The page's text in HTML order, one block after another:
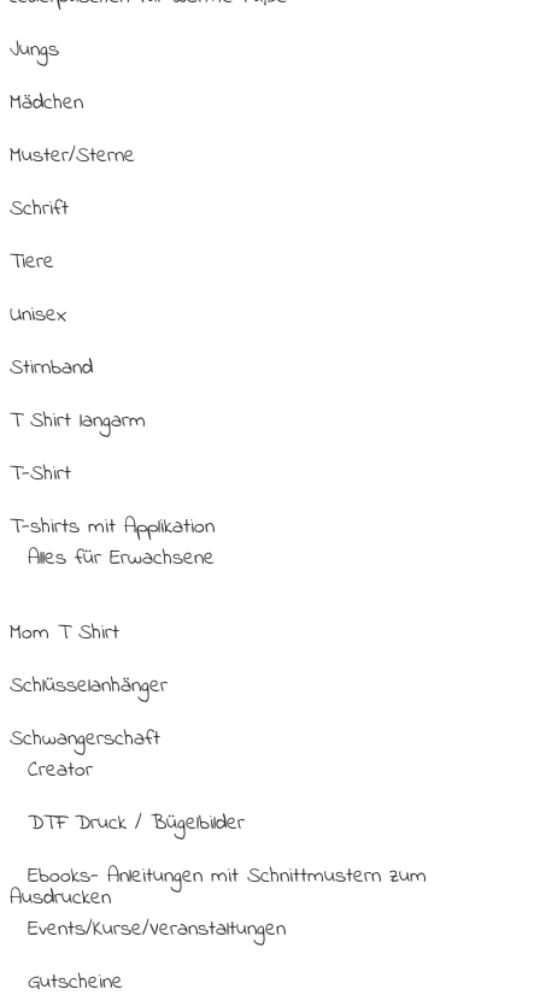
Jungs
Mädchen
Muster/Sterne
Schrift
Tiere
Unisex
Stirnband
T Shirt langarm
T-Shirt
T-shirts mit Applikation
Alles für Erwachsene
Mom T Shirt
Schlüsselanhänger
Schwangerschaft
Creator
DTF Druck / Bügelbilder
Ebooks- Anleitungen mit Schnittmustern zum
Ausdrucken
Events/Kurse/Veranstaltungen
Gutscheine